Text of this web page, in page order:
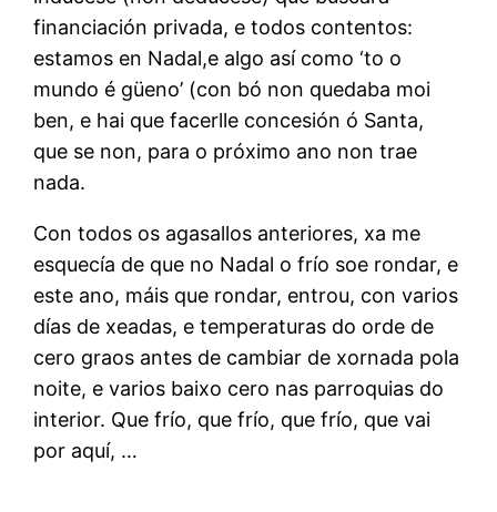
financiación privada, e todos contentos:
estamos en Nadal,e algo así como ‘to o
mundo é güeno’ (con bó non quedaba moi
ben, e hai que facerlle concesión ó Santa,
que se non, para o próximo ano non trae
nada.
Con todos os agasallos anteriores, xa me
esquecía de que no Nadal o frío soe rondar, e
este ano, máis que rondar, entrou, con varios
días de xeadas, e temperaturas do orde de
cero graos antes de cambiar de xornada pola
noite, e varios baixo cero nas parroquias do
interior. Que frío, que frío, que frío, que vai
por aquí, …